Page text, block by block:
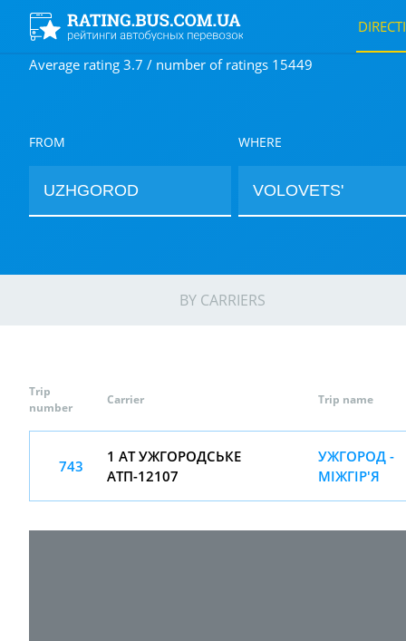
Average rating 3.7 / number of ratings 15449
FROM WHERE
BY CARRIERS
Trip
number
Carrier Trip name
743
1 АТ УЖГОРОДСЬКЕ
АТП-12107
УЖГОРОД -
МІЖГІР'Я